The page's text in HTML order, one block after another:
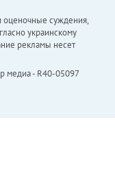
оценочные суждения,
украинскому
рекламы несет
медиа - R40-05097